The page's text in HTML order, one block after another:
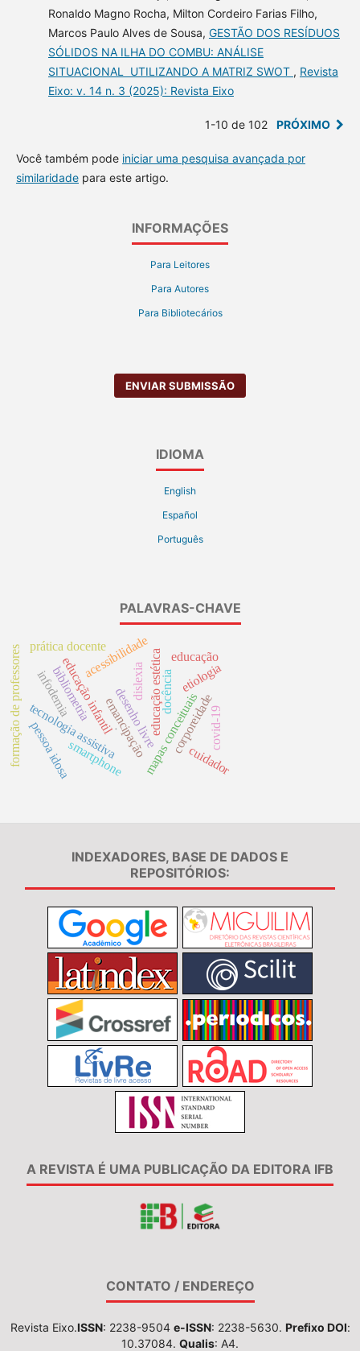
Ronaldo Magno Rocha, Milton Cordeiro Farias Filho,
Marcos Paulo Alves de Sousa, GESTÃO DOS RESÍDUOS
SÓLIDOS NA ILHA DO COMBU: ANÁLISE
SITUACIONAL UTILIZANDO A MATRIZ SWOT , Revista
Eixo: v. 14 n. 3 (2025): Revista Eixo
1-10 de 102 PRÓXIMO
Você também pode iniciar uma pesquisa avançada por
similaridadepara este artigo.
INFORMAÇÕES
Para Leitores
Para Autores
Para Bibliotecários
ENVIAR SUBMISSÃO
IDIOMA
English
Español
Português
PALAVRAS-CHAVE
desenho livre
educação infantil educação estética
acessibilidade
tecnologia assistiva
dislexia
smartphone
. mapas conceituais
formação de professores docência
prática docente
emancipação corporeidade
bibliometria etiologia
educação
cuidador
pessoa idosa
infodemia
covid-19
INDEXADORES, BASE DE DADOS E
REPOSITÓRIOS:
A REVISTA É UMA PUBLICAÇÃO DA EDITORA IFB
CONTATO / ENDEREÇO
Revista Eixo.ISSN: 2238-9504 e-ISSN: 2238-5630. Prefixo DOI:
10.37084. Qualis: A4.